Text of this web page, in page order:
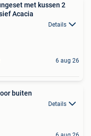
met kussen 2
Acacia
Details
6 aug 26
buiten
Details